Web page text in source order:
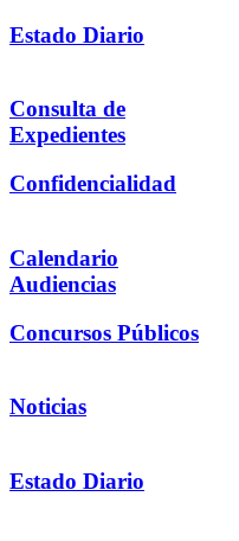
Estado Diario
Consulta de
Expedientes
Confidencialidad
Calendario
Audiencias
Concursos Públicos
Noticias
Estado Diario